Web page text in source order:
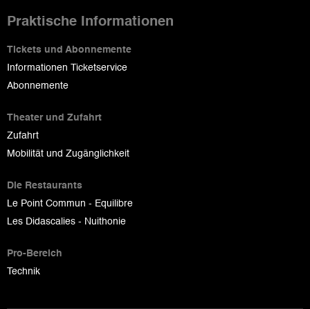
Praktische Informationen
Tickets und Abonnemente
Informationen Ticketservice
Abonnemente
Theater und Zufahrt
Zufahrt
Mobilität und Zugänglichkeit
Die Restaurants
Le Point Commun - Equilibre
Les Didascalies - Nuithonie
Pro-Bereich
Technik